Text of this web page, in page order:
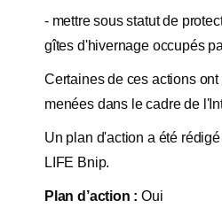
- mettre sous statut de
gîtes d'hivernage occupés
Certaines de ces actions
menées dans le cadre de
Un plan d'action a été
LIFE Bnip.
Plan d’action : Oui